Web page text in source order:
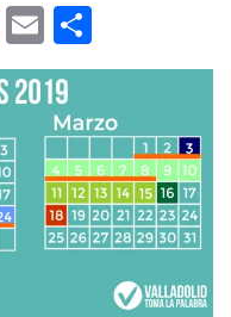
T
E
m
ai
l
o
p
ar
ti
r